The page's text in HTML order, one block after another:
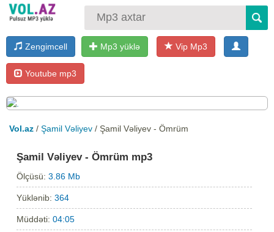
Zengimcell Mp3 yüklə Vip Mp3
Youtube mp3
Vol.az / Şamil Vəliyev / Şamil Vəliyev - Ömrüm
Şamil Vəliyev - Ömrüm mp3
Ölçüsü:3.86 Mb
Yüklənib:364
Müddəti:04:05